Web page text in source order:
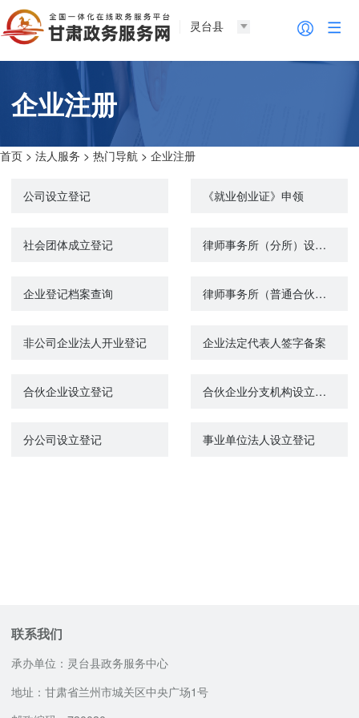
灵台县
企业注册
首页 > 法人服务 > 热门导航 > 企业注册
公司设立登记 《就业创业证》申领
社会团体成立登记 律师事务所（分所）设立许可
企业登记档案查询 律师事务所（普通合伙所）设立许可
非公司企业法人开业登记 企业法定代表人签字备案
合伙企业设立登记 合伙企业分支机构设立登记
分公司设立登记 事业单位法人设立登记
联系我们
承办单位：灵台县政务服务中心
地址：甘肃省兰州市城关区中央广场1号